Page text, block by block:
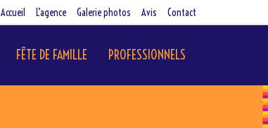
Accueil L’agence Galerie photos Avis Contact
FÊTE DE FAMILLE PROFESSIONNELS